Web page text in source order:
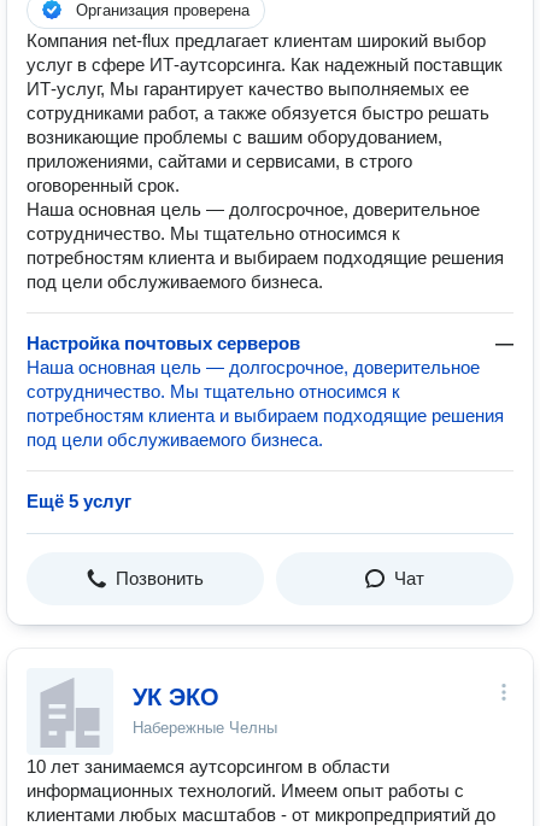
Организация проверена
Компания net-flux предлагает клиентам широкий выбор
услуг в сфере ИТ-аутсорсинга. Как надежный поставщик
ИТ-услуг, Мы гарантирует качество выполняемых ее
сотрудниками работ, а также обязуется быстро решать
возникающие проблемы с вашим оборудованием,
приложениями, сайтами и сервисами, в строго
оговоренный срок.
Наша основная цель — долгосрочное, доверительное
сотрудничество. Мы тщательно относимся к
потребностям клиента и выбираем подходящие решения
под цели обслуживаемого бизнеса.
Настройка почтовых серверов
—
Наша основная цель — долгосрочное, доверительное
сотрудничество. Мы тщательно относимся к
потребностям клиента и выбираем подходящие решения
под цели обслуживаемого бизнеса.
Ещё 5 услуг
Позвонить Чат
УК ЭКО
Набережные Челны
10 лет занимаемся аутсорсингом в области
информационных технологий. Имеем опыт работы с
клиентами любых масштабов - от микропредприятий до